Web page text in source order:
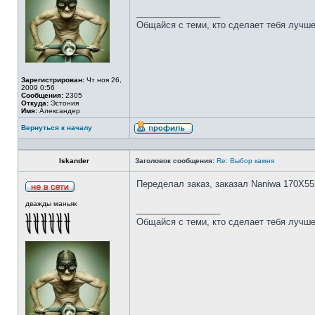
Зарегистрирован: Чт ноя 26,
2009 0:56
Сообщения: 2305
Откуда: Эстония
Имя: Александер
Общайся с теми, кто сделает тебя
Вернуться к началу
Iskander Заголовок сообщения: Re: Выбор камня
дважды маньяк
Переделал заказ, заказал Naniwa
Общайся с теми, кто сделает тебя